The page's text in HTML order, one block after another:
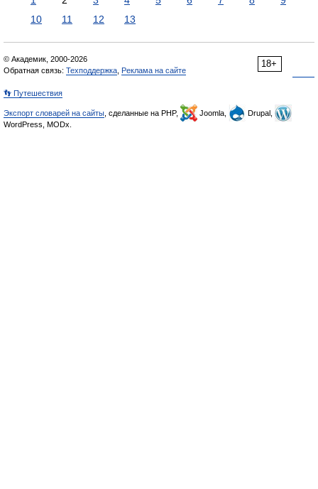
10
11 12 13
18+
© Академик, 2000-2026
Обратная связь: Техподдержка Реклама на сайте
👣 Путешествия
Экспорт словарей на сайты , сделанные на PHP, Joomla,
Drupal,
WordPress, MODx.